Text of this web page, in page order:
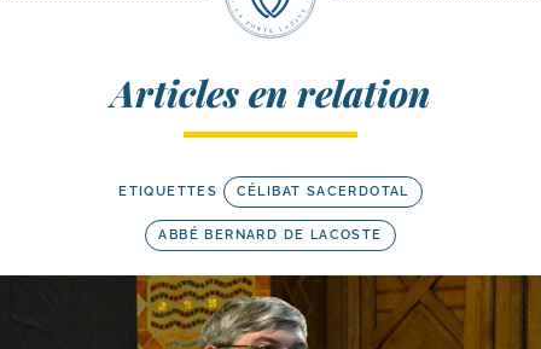
Articles en relation
ETIQUETTES CÉLIBAT SACERDOTAL
ABBÉ BERNARD DE LACOSTE